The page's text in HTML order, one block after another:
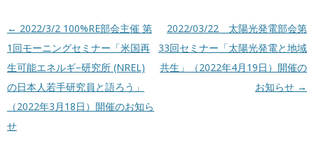
投稿ナビゲーション
← 2022/3/2 100%RE部会主催 第
1回モーニングセミナー「米国再
生可能エネルギ−研究所 (NREL)
の日本人若手研究員と語ろう」
（2022年3月18日）開催のお知ら
せ
2022/03/22 太陽光発電部会第
33回セミナー「太陽光発電と地域
共生」（2022年4月19日）開催の
お知らせ →